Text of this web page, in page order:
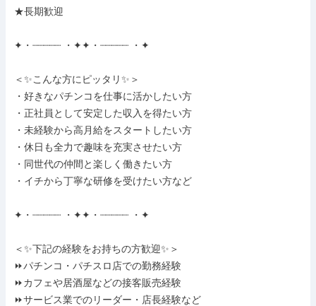
★長期歓迎
✦・┈┈┈┈┈ ・✦✦・┈┈┈┈┈ ・✦
＜✨こんな方にピッタリ✨＞
・好きなパチンコを仕事に活かしたい方
・正社員として安定した収入を得たい方
・未経験から高月給をスタートしたい方
・休日も全力で趣味を充実させたい方
・同世代の仲間と楽しく働きたい方
・イチから丁寧な研修を受けたい方など
✦・┈┈┈┈┈ ・✦✦・┈┈┈┈┈ ・✦
＜✨下記の経験をお持ちの方歓迎✨＞
⏩パチンコ・パチスロ店での勤務経験
⏩カフェや居酒屋などの接客販売経験
⏩サービス業でのリーダー・店長経験など